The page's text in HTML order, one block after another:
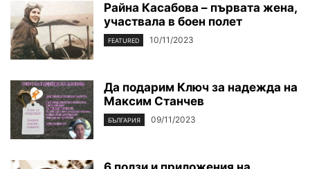
Райна Касабова – първата жена,
участвала в боен полет
FEATURED 10/11/2023
Да подарим Ключ за надежда на
Максим Станчев
БЪЛГАРИЯ 09/11/2023